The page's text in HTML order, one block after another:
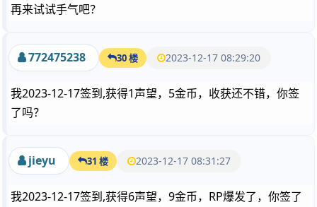
再来试试手气吧？
772475238 30 楼 2023-12-17 08:29:20
我2023-12-17签到,获得1声望，5金币，收获还不错，你签
了吗？
jieyu 31 楼 2023-12-17 08:31:27
我2023-12-17签到,获得6声望，9金币，RP爆发了，你签了